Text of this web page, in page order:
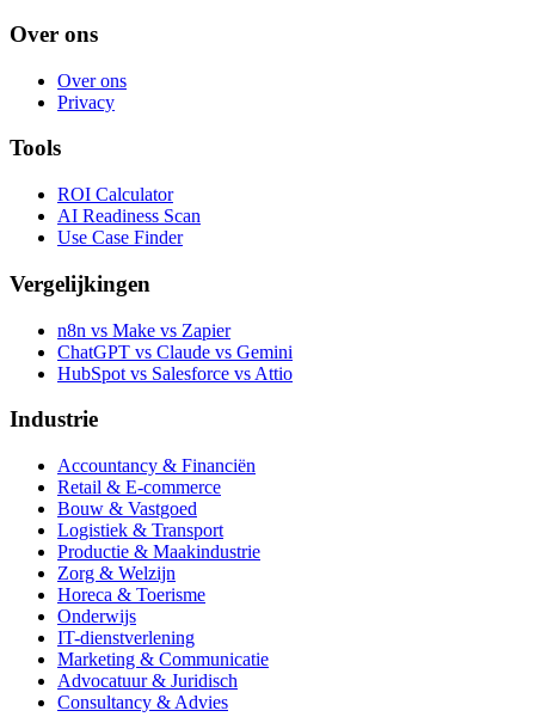
Over ons
Over ons
Privacy
Tools
ROI Calculator
AI Readiness Scan
Use Case Finder
Vergelijkingen
n8n vs Make vs Zapier
ChatGPT vs Claude vs Gemini
HubSpot vs Salesforce vs Attio
Industrie
Accountancy & Financiën
Retail & E-commerce
Bouw & Vastgoed
Logistiek & Transport
Productie & Maakindustrie
Zorg & Welzijn
Horeca & Toerisme
Onderwijs
IT-dienstverlening
Marketing & Communicatie
Advocatuur & Juridisch
Consultancy & Advies